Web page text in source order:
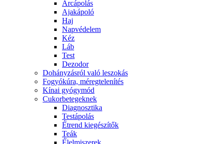
Arcápolás
Ajakápoló
Haj
Napvédelem
Kéz
Láb
Test
Dezodor
Dohányzásról való leszokás
Fogyókúra, méregtelenítés
Kínai gyógymód
Cukorbetegeknek
Diagnosztika
Testápolás
É́trend kiegészítők
Teák
É́lelmiszerek